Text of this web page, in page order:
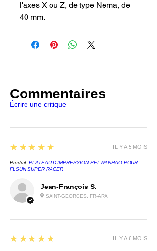
l'axes X ou Z, de type Nema, de
40 mm.
Compatible avec les imprimantes
Genius et Genius Pro
Hornet
Commentaires
Écrire une critique
Jean-François S.
SAINT-GEORGES, FR-ARA
5
★★★★★
Produit: PLATEAU D'IMPRESSION PEI WANHAO POUR
FLSUN SUPER RACER
IL Y A 5 MOIS
5
★★★★★ IL Y A 6 MOIS